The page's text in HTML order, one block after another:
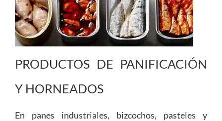
PRODUCTOS DE PANIFICACIÓN
Y HORNEADOS
En panes industriales, bizcochos, pasteles y